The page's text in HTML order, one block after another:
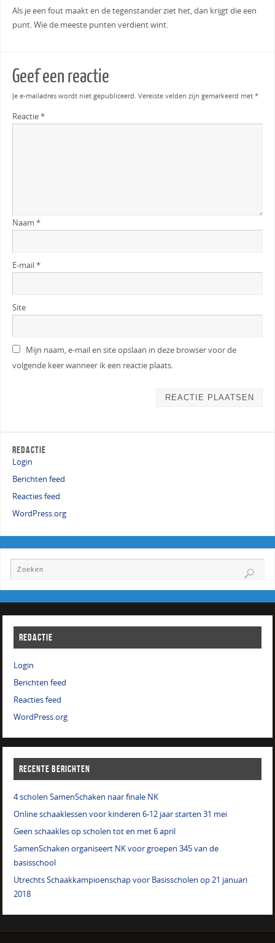
Als je een fout maakt en de tegenstander ziet het, dan krijgt die een
punt. Wie de meeste punten verdient wint.
Geef een reactie
Je e-mailadres wordt niet gepubliceerd. Vereiste velden zijn gemarkeerd met *
Reactie*
Naam *
E-mail*
Site
Mijn naam, e-mail en site opslaan in deze browser voor de
volgende keer wanneer ik een reactie plaats.
REDACTIE
Login
Berichten feed
Reacties feed
WordPress.org
REDACTIE
Login
Berichten feed
Reacties feed
WordPress.org
RECENTE BERICHTEN
4 scholen SamenSchaken naar finale NK
Online schaaklessen voor kinderen 6-12 jaar starten 31 mei
Geen schaakles op scholen tot en met 6 april
SamenSchaken organiseert NK voor groepen 345 van de
basisschool
Utrechts Schaakkampioenschap voor Basisscholen op 21 januari
2018